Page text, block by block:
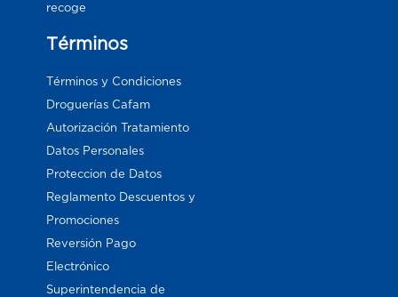
recoge
Términos
Términos y Condiciones
Droguerías Cafam
Autorización Tratamiento
Datos Personales
Proteccion de Datos
Reglamento Descuentos y
Promociones
Reversión Pago
Electrónico
Superintendencia de